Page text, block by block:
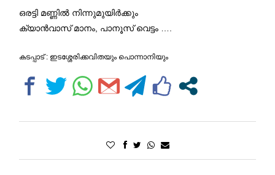
ഒരട്ടി മണ്ണിൽ നിന്നുമുയിർക്കും
ക്യാൻവാസ് മാനം, പാനൂസ് വെട്ടം ….
കടപ്പാട് : ഇടശ്ശേരിക്കവിതയും പൊന്നാനിയും